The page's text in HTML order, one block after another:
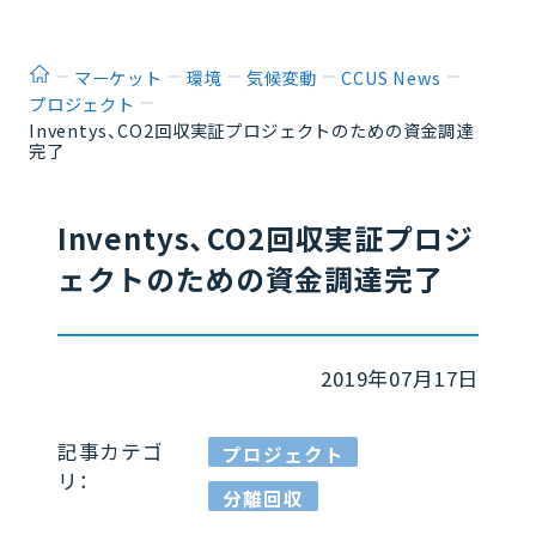
ホームマーケット 環境 気候変動
CCUS News
プロジェクト
Inventys、CO2回収実証プロジェクトのための資金調達
完了
Inventys、CO2回収実証プロジ
ェクトのための資金調達完了
2019年07月17日
記事カテゴ
リ：
プロジェクト
分離回収